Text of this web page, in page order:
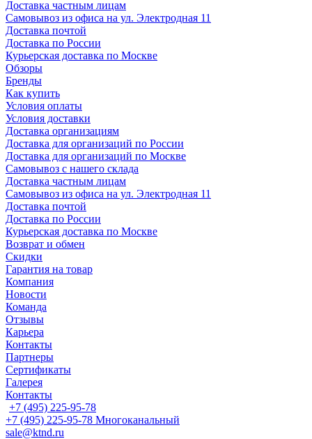
Доставка частным лицам
Самовывоз из офиса на ул. Электродная 11
Доставка почтой
Доставка по России
Курьерская доставка по Москве
Обзоры
Бренды
Как купить
Условия оплаты
Условия доставки
Доставка организациям
Доставка для организаций по России
Доставка для организаций по Москве
Самовывоз с нашего склада
Доставка частным лицам
Самовывоз из офиса на ул. Электродная 11
Доставка почтой
Доставка по России
Курьерская доставка по Москве
Возврат и обмен
Скидки
Гарантия на товар
Компания
Новости
Команда
Отзывы
Карьера
Контакты
Партнеры
Сертификаты
Галерея
Контакты
+7 (495) 225-95-78
+7 (495) 225-95-78 Многоканальный
sale@ktnd.ru